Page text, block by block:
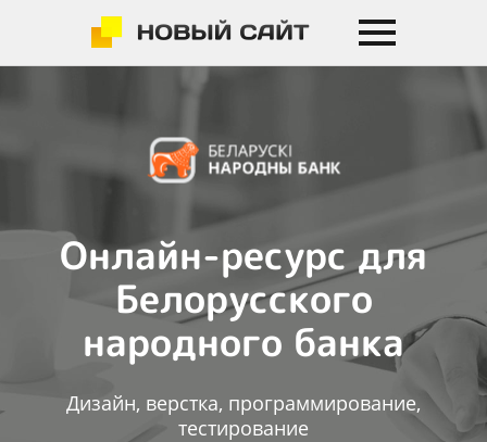
Онлайн-ресурс для
Белорусского
народного банка
Дизайн, верстка, программирование,
тестирование